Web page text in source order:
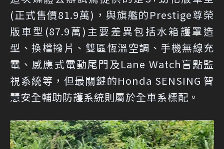
(正式售價81.9萬)，與旗艦的Prestige尊榮
版車型(87.9萬)主要差異包括水箱護罩造
型、換檔撥片、雙區恆溫空調、手機無線充
電、感應式電動尾門及Lane Watch盲點監
視系統等，但最關鍵的Honda SENSING 智
慧安全輔助防護系統則屬於全車系標配。